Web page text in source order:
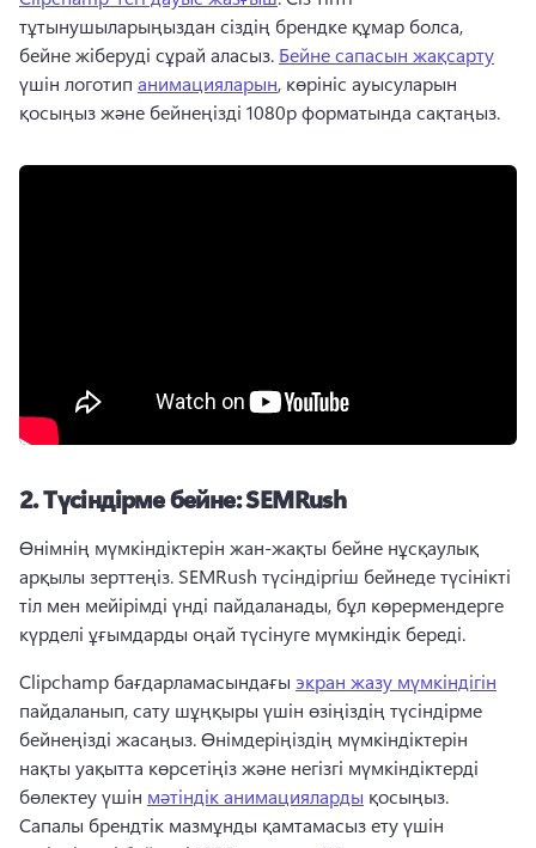
тұтынушыларыңыздан сіздің брендке құмар болса,
бейне жіберуді сұрай аласыз. Бейне сапасын жақсарту
үшін логотип анимацияларын, көрініс ауысуларын
қосыңыз және бейнеңізді 1080p форматында сақтаңыз.
2.Түсіндірме бейне: SEMRush
Өнімнің мүмкіндіктерін жан-жақты бейне нұсқаулық
арқылы зерттеңіз. SEMRush түсіндіргіш бейнеде түсінікті
тіл мен мейірімді үнді пайдаланады, бұл көрермендерге
күрделі ұғымдарды оңай түсінуге мүмкіндік береді.
Clipchamp бағдарламасындағы экран жазу мүмкіндігін
пайдаланып, сату шұңқыры үшін өзіңіздің түсіндірме
бейнеңізді жасаңыз. Өнімдеріңіздің мүмкіндіктерін
нақты уақытта көрсетіңіз және негізгі мүмкіндіктерді
бөлектеу үшін мәтіндік анимацияларды
Сапалы брендтік мазмұнды қамтамасыз ету үшін